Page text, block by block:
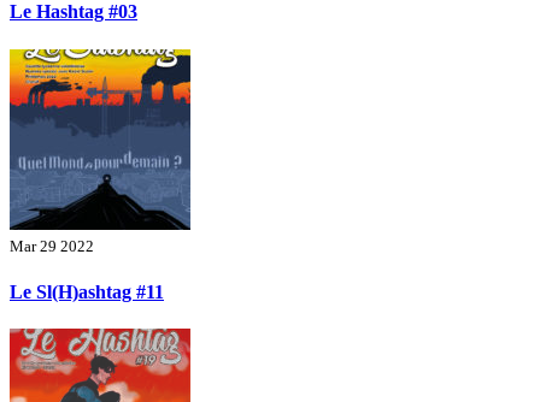
Le Hashtag #03
Mar 29 2022
Le Sl(H)ashtag #11